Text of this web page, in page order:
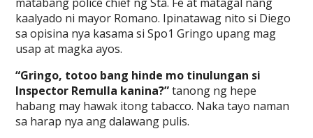
kaalyado ni mayor Romano. Ipinatawag nito si Diego
sa opisina nya kasama si Spo1 Gringo upang mag
usap at magka ayos.
“Gringo, totoo bang hinde mo tinulungan si
Inspector Remulla kanina?”tanong ng hepe
habang may hawak itong tabacco. Naka tayo naman
sa harap nya ang dalawang pulis.